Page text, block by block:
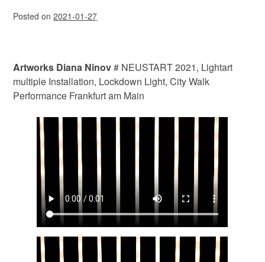
Posted on2021-01-27
Artworks Diana Ninov# NEUSTART 2021, Lightart
multiple Installation, Lockdown Light, City Walk
Performance Frankfurt am Main